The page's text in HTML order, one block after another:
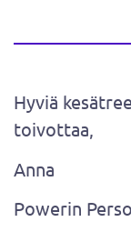
Hyviä
toivottaa,
Anna
Powerin